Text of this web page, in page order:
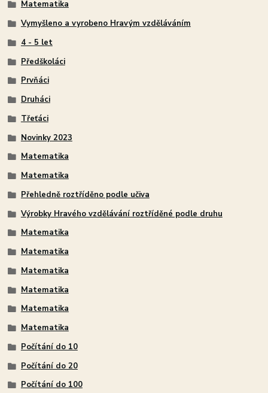
Matematika
Vymyšleno a vyrobeno Hravým vzděláváním
4 - 5 let
Předškoláci
Prvňáci
Druháci
Třeťáci
Novinky 2023
Matematika
Matematika
Přehledně roztříděno podle učiva
Výrobky Hravého vzdělávání roztříděné podle druhu
Matematika
Matematika
Matematika
Matematika
Matematika
Matematika
Počítání do 10
Počítání do 20
Počítání do 100